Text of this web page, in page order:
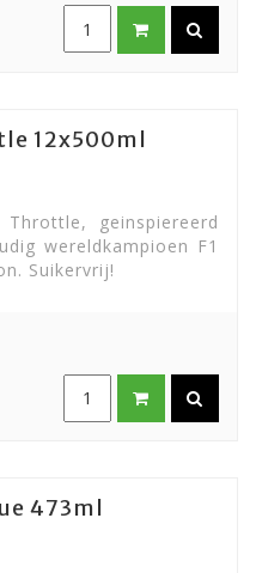
12x500ml
geinspiereerd
wereldkampioen F1
Suikervrij!
473ml